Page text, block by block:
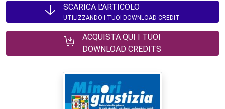
SCARICA L'ARTICOLO
UTILIZZANDO I TUOI DOWNLOAD CREDIT
ACQUISTA QUI I TUOI
DOWNLOAD CREDITS